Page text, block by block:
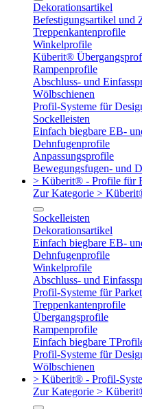
Dekorationsartikel
Befestigungsartikel und
Treppenkantenprofile
Winkelprofile
Küberit®
Rampenprofile
Abschluss- und
Wölbschienen
Profil-Systeme für
Sockelleisten
Einfach biegbare EB-
Dehnfugenprofile
Anpassungsprofile
Bewegungsfugen- und
> Küberit® - Profile für
Zur Kategorie >
Sockelleisten
Dekorationsartikel
Einfach biegbare EB-
Dehnfugenprofile
Winkelprofile
Abschluss- und
Profil-Systeme für
Treppenkantenprofile
Übergangsprofile
Rampenprofile
Einfach biegbare
Profil-Systeme für
Wölbschienen
> Küberit® - Profil-
Zur Kategorie >